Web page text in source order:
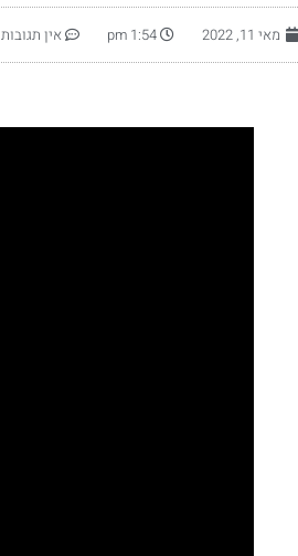
מאי 11, 2022 1:54 pm אין תגובות